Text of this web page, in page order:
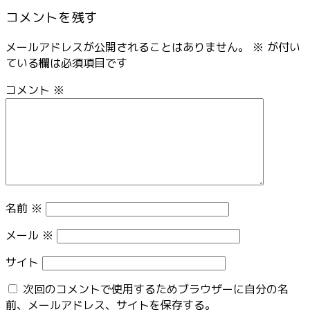
コメントを残す
メールアドレスが公開されることはありません。 ※ が付い
ている欄は必須項目です
コメント ※
名前 ※
メール ※
サイト
次回のコメントで使用するためブラウザーに自分の名
前、メールアドレス、サイトを保存する。